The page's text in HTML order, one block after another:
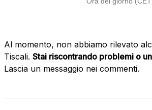
Al momento, non abbiamo rilevato
Tiscali. Stai riscontrando problemi o
Lascia un messaggio nei commenti.